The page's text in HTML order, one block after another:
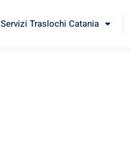
Servizi Traslochi Catania